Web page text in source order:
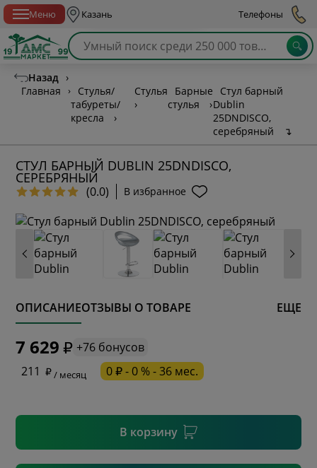
Меню Казань Телефоны
Назад ›
Главная
›
Стулья/
табуреты/
кресла
›
Стулья
›
Барные
стулья
›
Стул барный
Dublin
25DNDISCO,
серебряный
↴
СТУЛ БАРНЫЙ DUBLIN 25DNDISCO,
СЕРЕБРЯНЫЙ
(0.0) В избранное
ОПИСАНИЕОТЗЫВЫ О ТОВАРЕ ЕЩЕ
7 629
+76 бонусов
211
/ месяц 0 ₽ - 0 % - 36 мес.
В корзину
* обязательное поле
* необязательное поле